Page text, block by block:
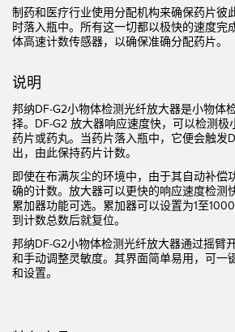
温度传感器
状态监测传感器
无线状态监测传感器
振动传感器
附件
附件
相关链接
冲洗
IO-Link
制药和医疗行业使用分配机构来确保药片彼
时落入瓶中。所有这一切都以极快的速度完
体高速计数传感器，以确保准确分配药片。
说明
邦纳DF-G2小物体检测光纤放大器是小物体
择。DF-G2 放大器响应速度快，可以检测极
药片或药丸。当药片落入瓶中，它便会触发
出，由此保持药片计数。
即使在布满灰尘的环境中，由于其自动补偿
确的计数。放大器可以更快的响应速度检测
累加器功能可选。累加器可以设置为1至
到计数总数后就复位。
邦纳DF-G2小物体检测光纤放大器通过摇臂
和手动调整灵敏度。其界面简单易用，可一
和设置。